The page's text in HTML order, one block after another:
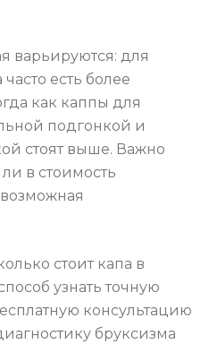
варьируются: для
есть более
как каппы для
подгонкой и
стоят выше. Важно
в стоимость
стоит капа в
узнать точную
консультацию
бруксизма